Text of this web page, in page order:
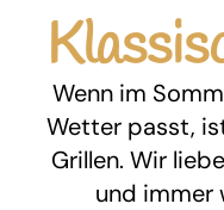
Wenn im
Wetter passt,
Grillen. Wir
und immer